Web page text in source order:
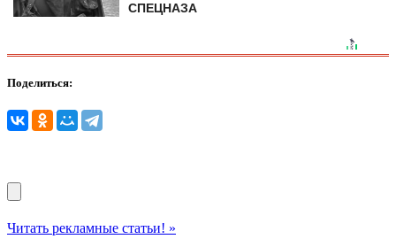
СПЕЦНАЗА
Поделиться:
Читать рекламные статьи! »